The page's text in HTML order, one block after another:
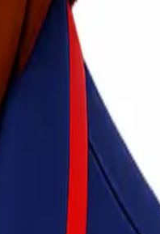
dikirim langsung ke